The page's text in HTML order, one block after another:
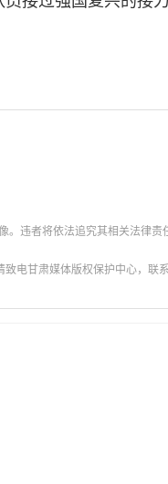
违者将依法追究其相关法律责
电甘肃媒体版权保护中心，联